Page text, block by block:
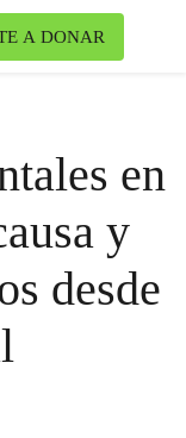
A DONAR
en
y
desde